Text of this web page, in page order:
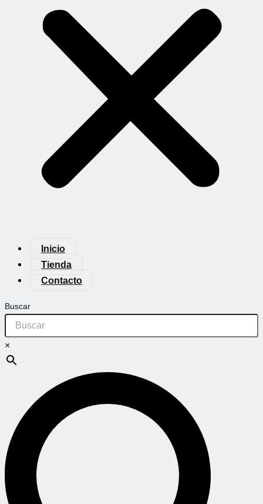
Inicio
Tienda
Contacto
Buscar
×